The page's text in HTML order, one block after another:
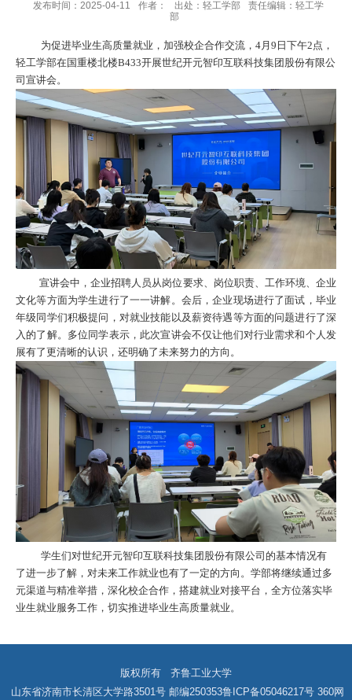
发布时间：2025-04-11 作者： 出处：轻工学部
责任编辑：轻工学
部
为促进毕业生高质量就业，加强校企合作交流， 4 月 9 日下午2 点，
轻工学部在国重楼北楼B433开展世纪开元智印互联科技集团股份有限公
司宣讲会。
宣讲会中，企业招聘人员从岗位要求、岗位职责、工作环境、企业
文化等方面为学生进行了一一讲解。会后，企业现场进行了面试，毕业
年级同学们积极提问，对就业技能以及薪资待遇等方面的问题进行了深
入的了解。多位同学表示，此次宣讲会不仅让他们对行业需求和个人发
展有了更清晰的认识，还明确了未来努力的方向。
学生们对世纪开元智印互联科技集团股份有限公司的基本情况有
了进一步了解，对未来工作就业也有了一定的方向。学部将继续通过多
元渠道与精准举措，深化校企合作，搭建就业对接平台，全方位落实毕
业生就业服务工作，切实推进毕业生高质量就业。
版权所有 齐鲁工业大学
山东省济南市长清区大学路3501号 邮编250353鲁ICP备05046217号360网